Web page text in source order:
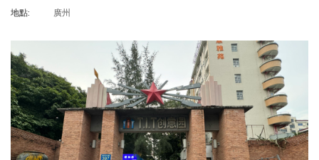
地點: 廣州